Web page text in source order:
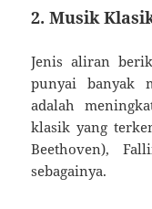
2. Musik
Jenis aliran
punyai banyak
adalah
klasik yang
Beethoven),
sebagainya.